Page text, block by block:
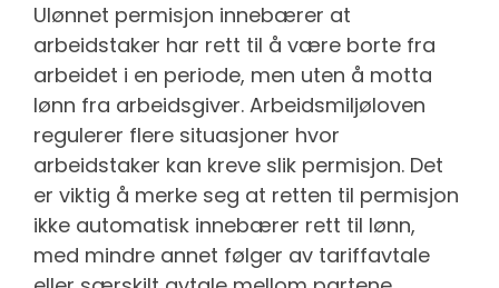
Ulønnet permisjon innebærer at
arbeidstaker har rett til å være borte fra
arbeidet i en periode, men uten å motta
lønn fra arbeidsgiver. Arbeidsmiljøloven
regulerer flere situasjoner hvor
arbeidstaker kan kreve slik permisjon. Det
er viktig å merke seg at retten til permisjon
ikke automatisk innebærer rett til lønn,
med mindre annet følger av tariffavtale